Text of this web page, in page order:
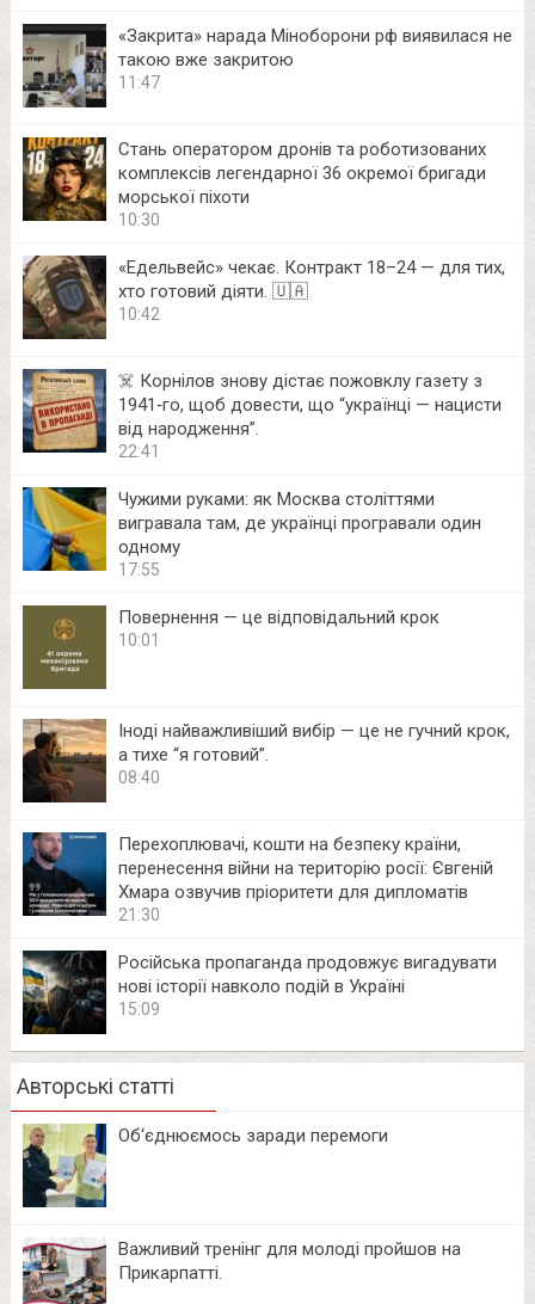
«Закрита» нарада Міноборони рф виявилася не
такою вже закритою
11:47
Стань оператором дронів та роботизованих
комплексів легендарної 36 окремої бригади
морської піхоти
10:30
«Едельвейс» чекає. Контракт 18–24 — для тих,
хто готовий діяти. 🇺🇦
10:42
☠️ Корнілов знову дістає пожовклу газету з
1941‑го, щоб довести, що “українці — нацисти
від народження”.
22:41
Чужими руками: як Москва століттями
вигравала там, де українці програвали один
одному
17:55
Повернення — це відповідальний крок
10:01
Іноді найважливіший вибір — це не гучний крок,
а тихе “я готовий”.
08:40
Перехоплювачі, кошти на безпеку країни,
перенесення війни на територію росії: Євгеній
Хмара озвучив пріоритети для дипломатів
21:30
Російська пропаганда продовжує вигадувати
нові історії навколо подій в Україні
15:09
Авторські статті
Об‘єднюємось заради перемоги
Важливий тренінг для молоді пройшов на
Прикарпатті.